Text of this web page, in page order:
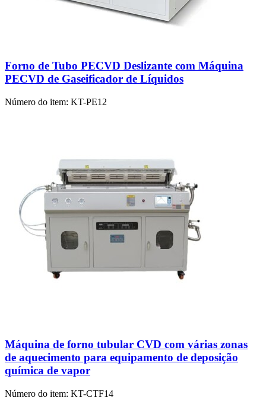
Forno de Tubo PECVD Deslizante com Máquina
PECVD de Gaseificador de Líquidos
Número do item: KT-PE12
Máquina de forno tubular CVD com várias zonas
de aquecimento para equipamento de deposição
química de vapor
Número do item: KT-CTF14